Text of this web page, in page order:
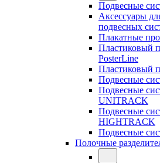
Подвесные
Аксессуары
подвесных
Плакатные
Пластиковый
PosterLine
Пластиковый
Подвесные
Подвесные
UNITRACK
Подвесные
HIGHTRACK
Подвесные
Полочные